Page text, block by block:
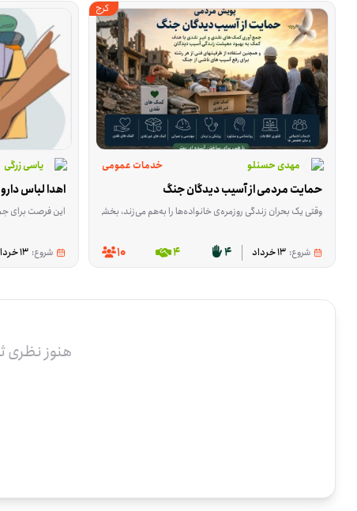
کرج
مهدی حسنلو خدمات عمومی
حمایت مردمی از آسیب‌ دیدگان جنگ
وقتی یک بحران زندگی روزمره‌ی خانواده‌ها را به‌هم می‌زند، بخشی از کمک‌ها در تأمین نیازهای اولیه خلاصه می‌شود و بخشی دیگر به بازسازی و جبران آسیب‌ها برمی‌گردد. این پویش برای حمایت از آسیب‌دیدگان
شروع: 13 خرداد 4
4
10
یاسی زرگی
اهدا لباس
این فرصت برای جمع‌آوری اقلام ضروری شکل
شروع: 13 خرداد
هنوز